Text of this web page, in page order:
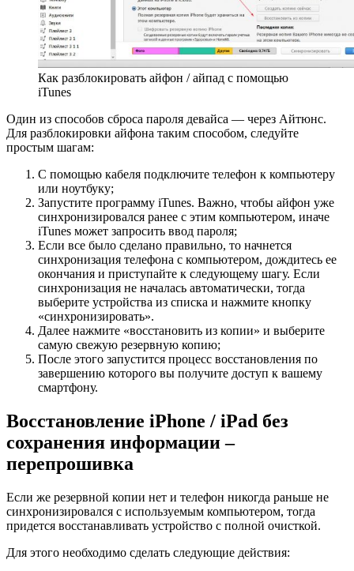
Как разблокировать айфон / айпад с помощью
iTunes
Один из способов сброса пароля девайса — через Айтюнс.
Для разблокировки айфона таким способом, следуйте
простым шагам:
С помощью кабеля подключите телефон к компьютеру
или ноутбуку;
Запустите программу iTunes. Важно, чтобы айфон уже
синхронизировался ранее с этим компьютером, иначе
iTunes может запросить ввод пароля;
Если все было сделано правильно, то начнется
синхронизация телефона с компьютером, дождитесь ее
окончания и приступайте к следующему шагу. Если
синхронизация не началась автоматически, тогда
выберите устройства из списка и нажмите кнопку
«синхронизировать».
Далее нажмите «восстановить из копии» и выберите
самую свежую резервную копию;
После этого запустится процесс восстановления по
завершению которого вы получите доступ к вашему
смартфону.
Восстановление iPhone / iPad без
сохранения информации –
перепрошивка
Если же резервной копии нет и телефон никогда раньше не
синхронизировался с используемым компьютером, тогда
придется восстанавливать устройство с полной очисткой.
Для этого необходимо сделать следующие действия: